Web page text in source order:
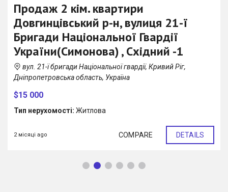
Продаж 2 кім. квартири
Довгинцівський р-н, вулиця 21-ї
Бригади Національної Гвардії
України(Симонова) , Східний -1
вул. 21-ї бригади Національної гвардії, Кривий Ріг,
Дніпропетровська область, Україна
$15 000
Тип нерухомості: Житлова
2 місяці ago COMPARE DETAILS